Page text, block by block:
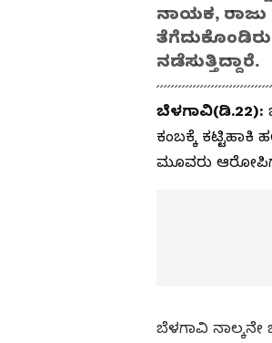
ನಾಯಕ, ರಾಜು
ನಡೆಸುತ್ತಿದ್ದಾರೆ.
ಬೆಳಗಾವಿ(ಡಿ.22):
ಕಂಬಕ್ಕೆ ಕಟ್ಟಿಹಾಕಿ
ಮೂವರು
ಬೆಳಗಾವಿ